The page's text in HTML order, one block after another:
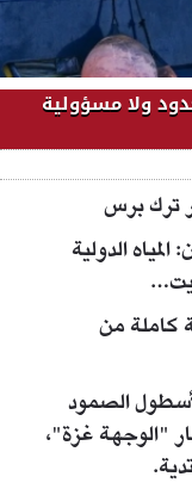
ولا مسؤولية
ترك برس
2026… المكان: المياه الدولية
كاملة من
الصمود
"الوجهة غزة"،